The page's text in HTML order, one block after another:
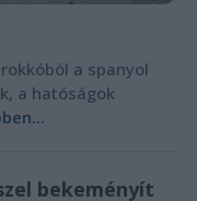
a spanyol
a hatóságok
bekeményít